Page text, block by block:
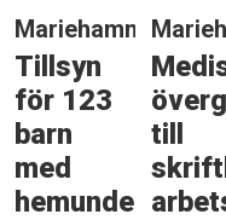
Mariehamn
Tillsyn
för 123
barn
med
till